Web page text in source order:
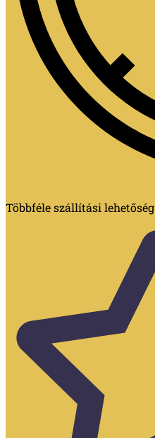
Többféle szállítási lehetőség